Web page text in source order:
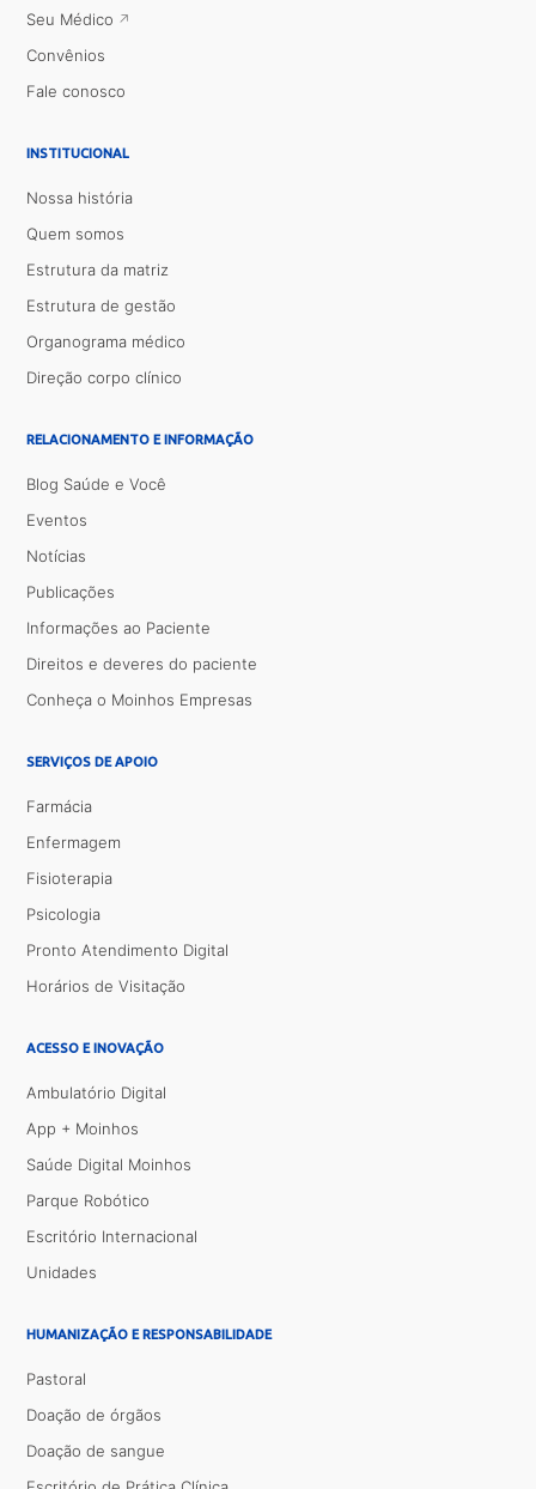
Seu Médico
Convênios
Fale conosco
INSTITUCIONAL
Nossa história
Quem somos
Estrutura da matriz
Estrutura de gestão
Organograma médico
Direção corpo clínico
RELACIONAMENTO E INFORMAÇÃO
Blog Saúde e Você
Eventos
Notícias
Publicações
Informações ao Paciente
Direitos e deveres do paciente
Conheça o Moinhos Empresas
SERVIÇOS DE APOIO
Farmácia
Enfermagem
Fisioterapia
Psicologia
Pronto Atendimento Digital
Horários de Visitação
ACESSO E INOVAÇÃO
Ambulatório Digital
App + Moinhos
Saúde Digital Moinhos
Parque Robótico
Escritório Internacional
Unidades
HUMANIZAÇÃO E RESPONSABILIDADE
Pastoral
Doação de órgãos
Doação de sangue